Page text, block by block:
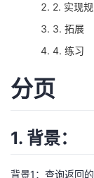
页
开
发
2. 实现
3. 拓展
4. 练习
分页
1. 背景：
背景1：查询返回